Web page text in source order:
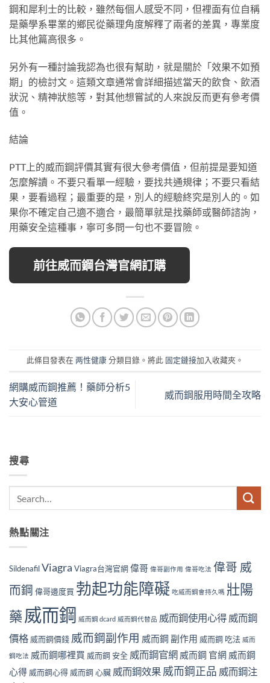
鋼和犀利士的比較，雖然每個人感受不同，但裡面有位自稱
是藥學系畢業的鄉民從藥理角度解釋了兩者的差異，專業度
比其他篇高很多。
另外有一種討論我認為也很有幫助，就是關於「效果不如預
期」的檢討文。這類文章通常會詳細描述當天的飲食、飲酒
狀況、精神狀態等，對其他想嘗試的人來說反而更有參考價
值。
結論
PTT上的威而鋼評價其實有很大參考價值，但前提是要知道
怎麼解讀。不要只看單一經驗，要找共通規律；不要只看結
果，要看過程；最重要的是，別人的經驗終究是別人的。如
果你不確定自己適不適合，最簡單就是找藥師或醫師諮詢，
用藥安全這種事，寧可多問一句也不要冒險。
前往威而鋼台灣官網訂購
此條目發表在 两性健康分類目錄。將此 固定鏈接加入收藏夾。
網購威而鋼推薦！藥師分析5
大安心管道
威而鋼服用時間全攻略
搜尋
熱點關注
SildenafilViagra Viagra台灣官網偉哥 偉哥副作用 偉哥吃法 偉哥 威
而鋼 偉哥邊度買 勃起功能障礙 吃威而鋼會持久嗎 壯陽
藥 威而鋼 威而鋼 dcard 威而鋼代替品 威而鋼使用心得 威而鋼
價格 威而鋼價錢 威而鋼副作用 威而鋼 副作用 威而鋼 吃法 威而
鋼吃法 威而鋼哪裡買 威而鋼 安全 威而鋼官網 威而鋼 官網 威而鋼
心得 威而鋼心得 威而鋼 心臟 威而鋼效果 威而鋼正品 威而鋼注